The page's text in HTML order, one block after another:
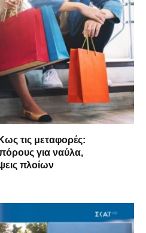
τις μεταφορές:
για ναύλα,
πλοίων